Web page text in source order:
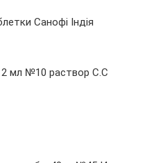
Санофі Індія
мл №10 раствор С.С